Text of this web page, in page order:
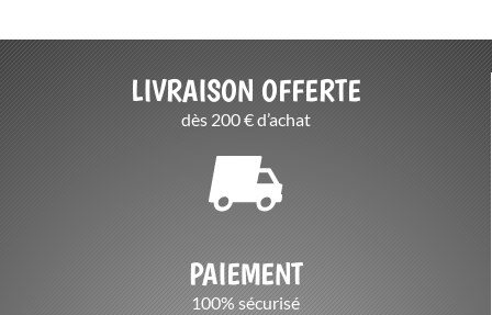
LIVRAISON OFFERTE
dès 200 € d’achat
PAIEMENT
100% sécurisé